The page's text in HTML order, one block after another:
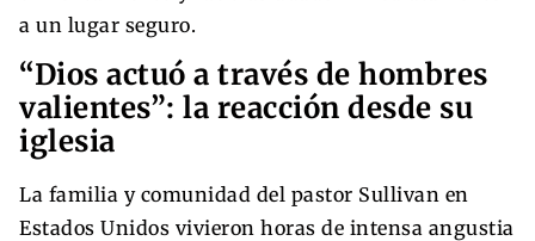
a un lugar seguro.
“Dios actuó a través de hombres
valientes”: la reacción desde su
iglesia
La familia y comunidad del pastor Sullivan en
Estados Unidos vivieron horas de intensa angustia